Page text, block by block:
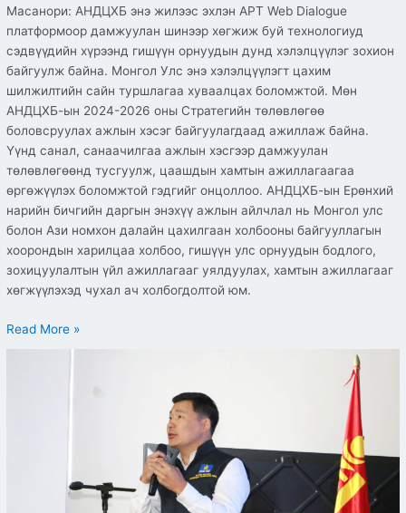
Масанори: АНДЦХБ энэ жилээс эхлэн APT Web Dialogue
платформоор дамжуулан шинээр хөгжиж буй технологиуд
сэдвүүдийн хүрээнд гишүүн орнуудын дунд хэлэлцүүлэг зохион
байгуулж байна. Монгол Улс энэ хэлэлцүүлэгт цахим
шилжилтийн сайн туршлагаа хуваалцах боломжтой. Мөн
АНДЦХБ-ын 2024-2026 оны Стратегийн төлөвлөгөө
боловсруулах ажлын хэсэг байгуулагдаад ажиллаж байна.
Үүнд санал, санаачилгаа ажлын хэсгээр дамжуулан
төлөвлөгөөнд тусгуулж, цаашдын хамтын ажиллагаагаа
өргөжүүлэх боломжтой гэдгийг онцоллоо. АНДЦХБ-ын Ерөнхий
нарийн бичгийн даргын энэхүү ажлын айлчлал нь Монгол улс
болон Ази номхон далайн цахилгаан холбооны байгууллагын
хоорондын харилцаа холбоо, гишүүн улс орнуудын бодлого,
зохицуулалтын үйл ажиллагааг уялдуулах, хамтын ажиллагааг
хөгжүүлэхэд чухал ач холбогдолтой юм.
Read More »